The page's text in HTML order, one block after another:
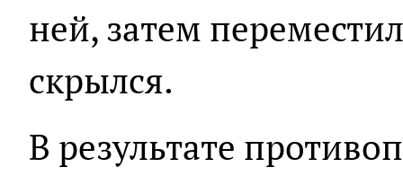
ней, затем
скрылся.
В результате